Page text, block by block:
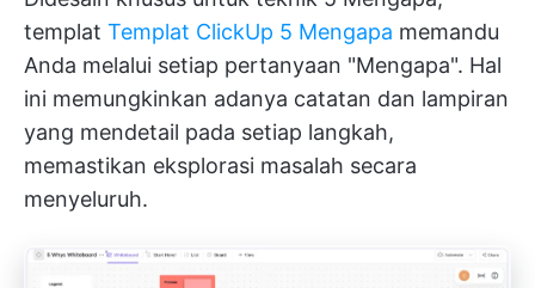
templat Templat ClickUp 5 Mengapa memandu
Anda melalui setiap pertanyaan "Mengapa". Hal
ini memungkinkan adanya catatan dan lampiran
yang mendetail pada setiap langkah,
memastikan eksplorasi masalah secara
menyeluruh.